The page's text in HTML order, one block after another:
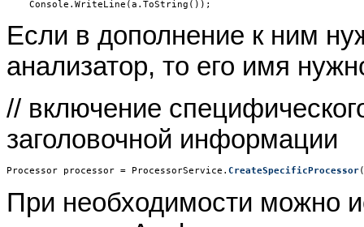
Если в дополнение к ним
анализатор, то его имя
// включение
заголовочной информации
Processor processor = ProcessorService. CreateSpecificProcessor(
При необходимости можно